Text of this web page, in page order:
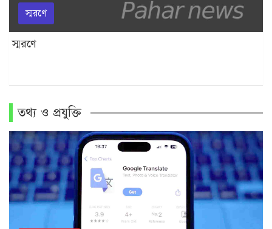
স্মরণে
স্মরণে
তথ্য ও প্রযুক্তি